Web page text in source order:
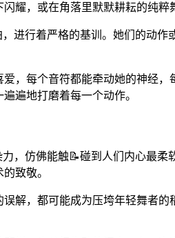
耀，或在角落里默默耕耘的纯粹
行着严格的基训。她们的动作
每个音符都能牵动她的神经，
遍地打磨着每一个动作。
仿佛能触📝碰到人们内心最柔
致敬。
解，都可能成为压垮年轻舞者的